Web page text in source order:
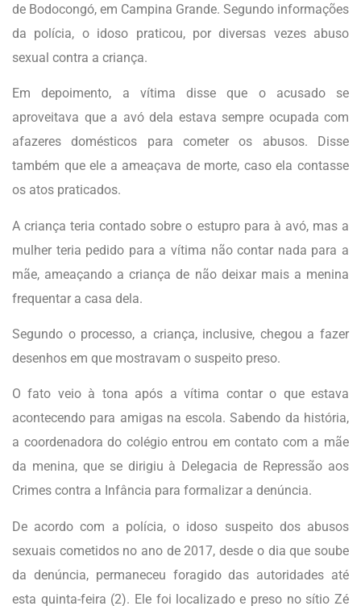
de Bodocongó, em Campina Grande. Segundo informações
da polícia, o idoso praticou, por diversas vezes abuso
sexual contra a criança.
Em depoimento, a vítima disse que o acusado se
aproveitava que a avó dela estava sempre ocupada com
afazeres domésticos para cometer os abusos. Disse
também que ele a ameaçava de morte, caso ela contasse
os atos praticados.
A criança teria contado sobre o estupro para à avó, mas a
mulher teria pedido para a vítima não contar nada para a
mãe, ameaçando a criança de não deixar mais a menina
frequentar a casa dela.
Segundo o processo, a criança, inclusive, chegou a fazer
desenhos em que mostravam o suspeito preso.
O fato veio à tona após a vítima contar o que estava
acontecendo para amigas na escola. Sabendo da história,
a coordenadora do colégio entrou em contato com a mãe
da menina, que se dirigiu à Delegacia de Repressão aos
Crimes contra a Infância para formalizar a denúncia.
De acordo com a polícia, o idoso suspeito dos abusos
sexuais cometidos no ano de 2017, desde o dia que soube
da denúncia, permaneceu foragido das autoridades até
esta quinta-feira (2). Ele foi localizado e preso no sítio Zé